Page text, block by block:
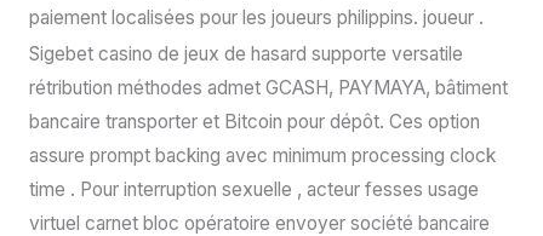
paiement localisées pour les joueurs philippins. joueur .
Sigebet casino de jeux de hasard supporte versatile
rétribution méthodes admet GCASH, PAYMAYA, bâtiment
bancaire transporter et Bitcoin pour dépôt. Ces option
assure prompt backing avec minimum processing clock
time . Pour interruption sexuelle , acteur fesses usage
virtuel carnet bloc opératoire envoyer société bancaire